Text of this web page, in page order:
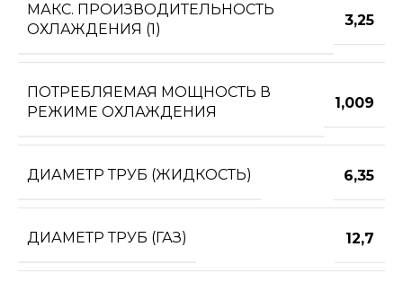
МАКС. ПРОИЗВОДИТЕЛЬНОСТЬ
ОХЛАЖДЕНИЯ (1)
3,25
ПОТРЕБЛЯЕМАЯ МОЩНОСТЬ В
РЕЖИМЕ ОХЛАЖДЕНИЯ
1,009
ДИАМЕТР ТРУБ (ЖИДКОСТЬ) 6,35
ДИАМЕТР ТРУБ (ГАЗ) 12,7